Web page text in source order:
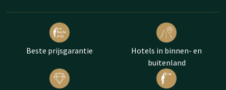
Beste prijsgarantie
Hotels in binnen- en
buitenland